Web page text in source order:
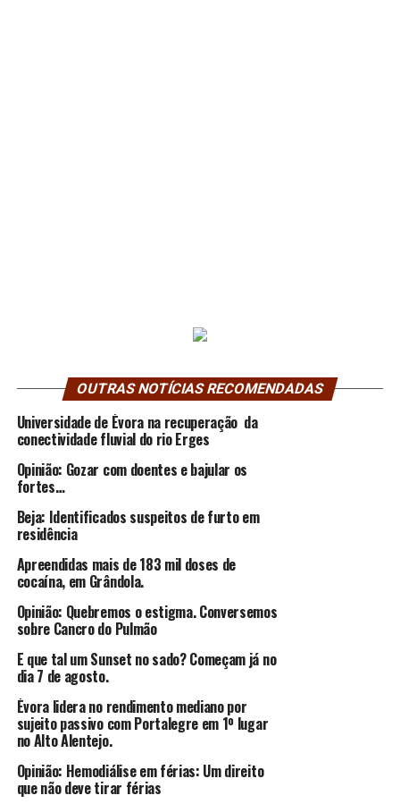
OUTRAS NOTÍCIAS RECOMENDADAS
Universidade de Évora na recuperação da
conectividade fluvial do rio Erges
Opinião: Gozar com doentes e bajular os
fortes…
Beja: Identificados suspeitos de furto em
residência
Apreendidas mais de 183 mil doses de
cocaína, em Grândola.
Opinião: Quebremos o estigma. Conversemos
sobre Cancro do Pulmão
E que tal um Sunset no sado? Começam já no
dia 7 de agosto.
Évora lidera no rendimento mediano por
sujeito passivo com Portalegre em 1º lugar
no Alto Alentejo.
Opinião: Hemodiálise em férias: Um direito
que não deve tirar férias